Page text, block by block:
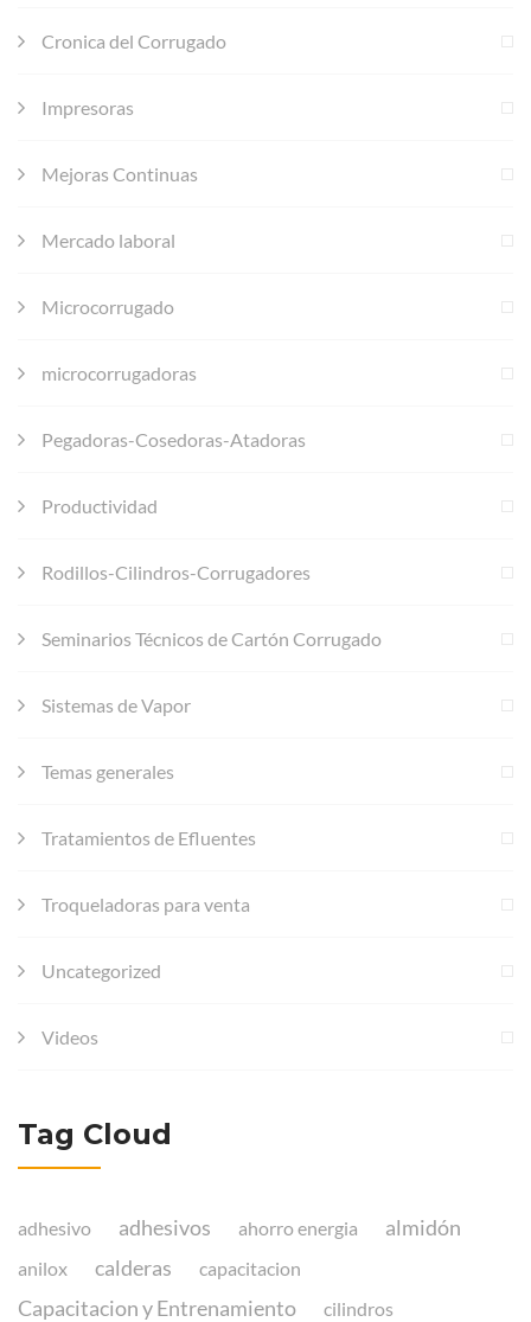
Cronica del Corrugado
Impresoras
Mejoras Continuas
Mercado laboral
Microcorrugado
microcorrugadoras
Pegadoras-Cosedoras-Atadoras
Productividad
Rodillos-Cilindros-Corrugadores
Seminarios Técnicos de Cartón Corrugado
Sistemas de Vapor
Temas generales
Tratamientos de Efluentes
Troqueladoras para venta
Uncategorized
Videos
Tag Cloud
adhesivo adhesivos ahorro energia almidón
anilox calderas capacitacion
Capacitacion y Entrenamiento cilindros